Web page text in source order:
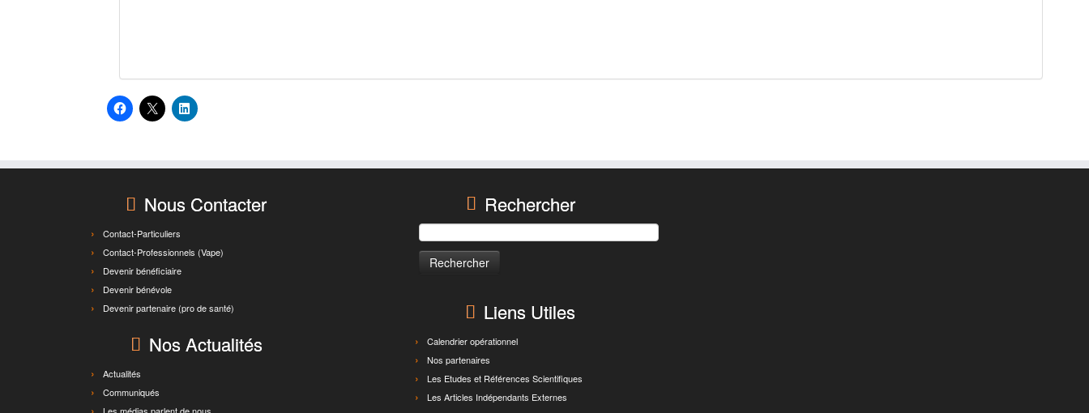
Nous Contacter
Contact-Particuliers
Contact-Professionnels (Vape)
Devenir bénéficiaire
Devenir bénévole
Devenir partenaire (pro de santé)
Nos Actualités
Actualités
Communiqués
Rechercher
Liens Utiles
Calendrier opérationnel
Nos partenaires
Les Etudes et Références Scientifiques
Les Articles Indépendants Externes